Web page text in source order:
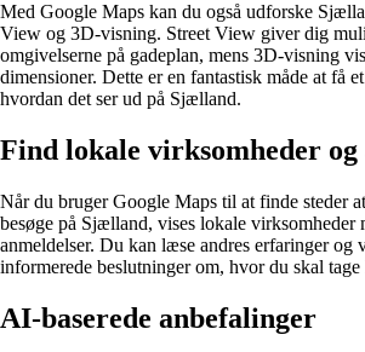
Med Google Maps kan du også udforske
View og 3D-visning. Street View giver dig
omgivelserne på gadeplan, mens 3D-visning
dimensioner. Dette er en fantastisk måde at få
hvordan det ser ud på Sjælland.
Find lokale virksomheder og
Når du bruger Google Maps til at finde steder
besøge på Sjælland, vises lokale virksomheder
anmeldelser. Du kan læse andres erfaringer
informerede beslutninger om, hvor du skal tage
AI-baserede anbefalinger